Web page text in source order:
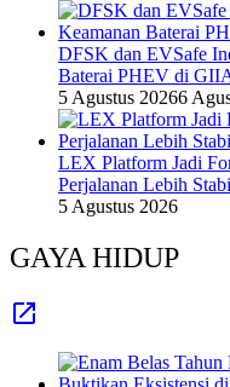
DFSK dan EVSafe
Baterai PHEV di
5 Agustus 20266
LEX Platform Jadi
Perjalanan Lebih
5 Agustus 2026
GAYA HIDUP